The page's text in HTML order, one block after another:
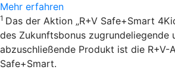
Mehr erfahren
1 Das der Aktion „R+V Safe+Smart
des Zukunftsbonus zugrundeliegende
abzuschließende Produkt ist die R+V-
Safe+Smart.